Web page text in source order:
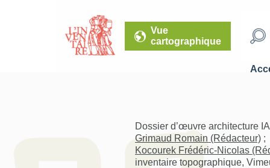
Vue
cartographique
Dossier d’œuvre architecture
Grimaud Romain (Rédacteur) ;
Kocourek Frédéric-Nicolas
inventaire topographique,